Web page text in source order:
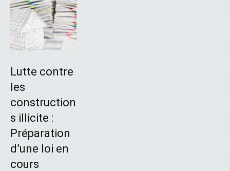
Lutte contre
les
construction
s illicite :
Préparation
d’une loi en
cours